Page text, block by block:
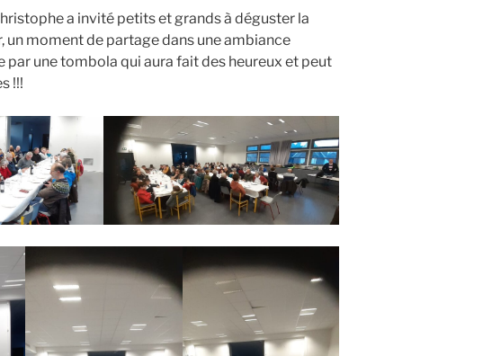
a invité petits et grands à déguster la
un moment de partage dans une ambiance
par une tombola qui aura fait des heureux et peut
!!!